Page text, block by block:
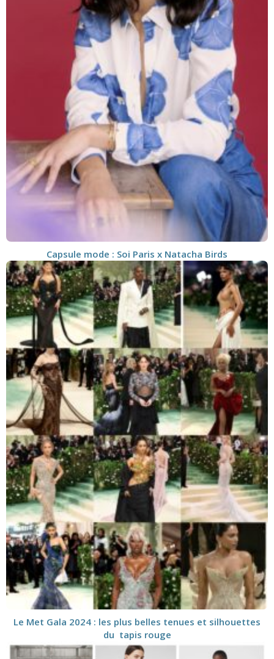
Capsule mode : Soi Paris x Natacha Birds
Le Met Gala 2024 : les plus belles tenues et silhouettes
du tapis rouge